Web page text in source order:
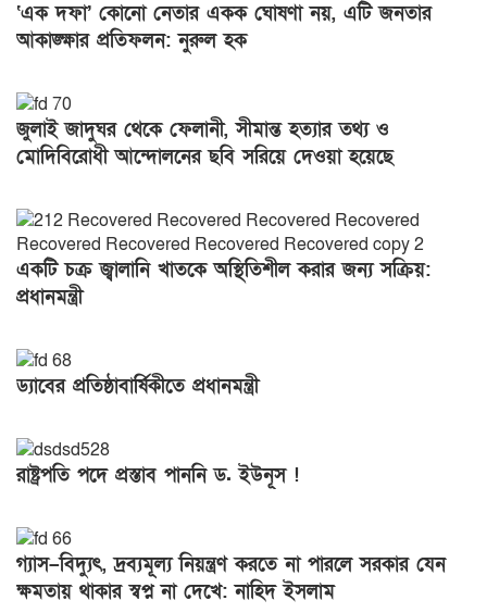
‘এক দফা’ কোনো নেতার একক ঘোষণা নয়, এটি জনতার
আকাঙ্ক্ষার প্রতিফলন: নুরুল হক
জুলাই জাদুঘর থেকে ফেলানী, সীমান্ত হত্যার তথ্য ও
মোদিবিরোধী আন্দোলনের ছবি সরিয়ে দেওয়া হয়েছে
একটি চক্র জ্বালানি খাতকে অস্থিতিশীল করার জন্য সক্রিয়:
প্রধানমন্ত্রী
ড্যাবের প্রতিষ্ঠাবার্ষিকীতে প্রধানমন্ত্রী
রাষ্ট্রপতি পদে প্রস্তাব পাননি ড. ইউনূস !
গ্যাস–বিদ্যুৎ, দ্রব্যমূল্য নিয়ন্ত্রণ করতে না পারলে সরকার যেন
ক্ষমতায় থাকার স্বপ্ন না দেখে: নাহিদ ইসলাম